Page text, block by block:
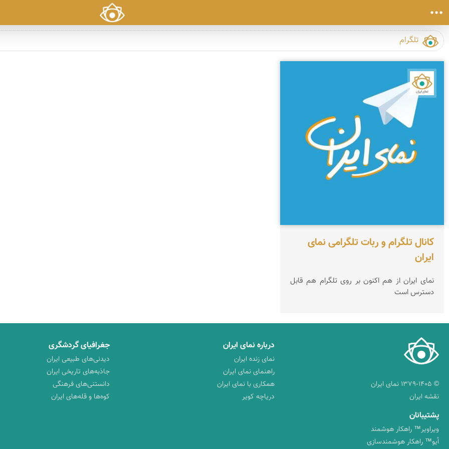
نمای ایران
کانال تلگرام و ربات تلگرامی نمای
ایران
نمای ایران از هم اکنون بر روی تلگرام هم قابل
دسترس است
© ۱۳۷۹-۱۴۰۵ نمای ایران
نقشه ایران
درباره نمای ایران
نمای زنده ایران
راهنمای نمای ایران
همکاری با نمای ایران
دریاچه کویر
جغرافیای گردشگری
دیدنی‌های طبیعی ایران
جاذبه‌های تاریخی ایران
دانستنی‌های فرهنگی
کوه‌ها و قله‌های ایران
پشتیبانان
ویراویر™ راهکار هوشمند
اُیو™ راهکار هوشمندسازی